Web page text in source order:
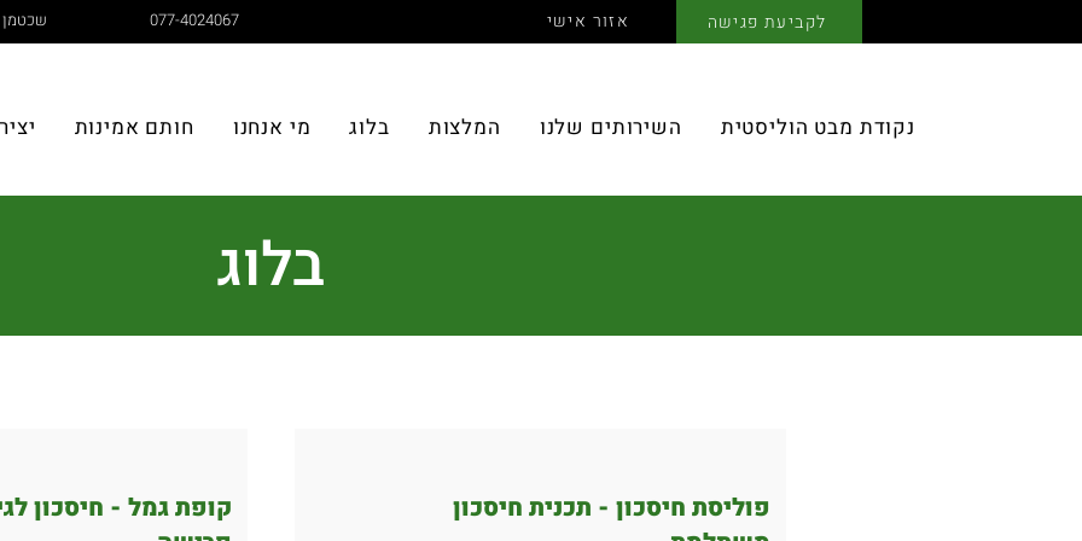
שכטמן 10, חדרה 077-4024067 אזור אישי לקביעת פגישה
נקודת מבט הוליסטית השירותים שלנו המלצות בלוג מי אנחנו חותם אמינות
בלוג
קופת גמל - חיסכון
פוליסת חיסכון - תכנית חיסכון